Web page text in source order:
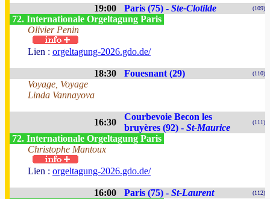
19:00 Paris (75) - Ste-Clotilde (109)
72. Internationale Orgeltagung Paris
Olivier Penin
Lien : orgeltagung-2026.gdo.de/
18:30 Fouesnant (29) (110)
Voyage, Voyage
Linda Vannayova
16:30
Courbevoie Becon les
bruyères (92) - St-Maurice
(111)
72. Internationale Orgeltagung Paris
Christophe Mantoux
Lien : orgeltagung-2026.gdo.de/
16:00 Paris (75) - St-Laurent (112)